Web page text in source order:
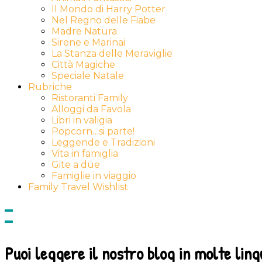
Il Mondo di Harry Potter
Nel Regno delle Fiabe
Madre Natura
Sirene e Marinai
La Stanza delle Meraviglie
Città Magiche
Speciale Natale
Rubriche
Ristoranti Family
Alloggi da Favola
Libri in valigia
Popcorn…si parte!
Leggende e Tradizioni
Vita in famiglia
Gite a due
Famiglie in viaggio
Family Travel Wishlist
Show
side
Hide
Puoi leggere il nostro blog in molte